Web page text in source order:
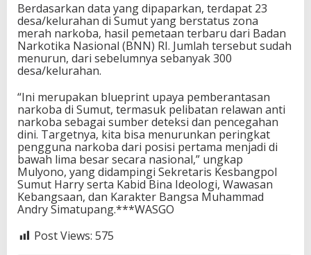
Berdasarkan data yang dipaparkan, terdapat 23
desa/kelurahan di Sumut yang berstatus zona
merah narkoba, hasil pemetaan terbaru dari Badan
Narkotika Nasional (BNN) RI. Jumlah tersebut sudah
menurun, dari sebelumnya sebanyak 300
desa/kelurahan.
“Ini merupakan blueprint upaya pemberantasan
narkoba di Sumut, termasuk pelibatan relawan anti
narkoba sebagai sumber deteksi dan pencegahan
dini. Targetnya, kita bisa menurunkan peringkat
pengguna narkoba dari posisi pertama menjadi di
bawah lima besar secara nasional,” ungkap
Mulyono, yang didampingi Sekretaris Kesbangpol
Sumut Harry serta Kabid Bina Ideologi, Wawasan
Kebangsaan, dan Karakter Bangsa Muhammad
Andry Simatupang.***WASGO
Post Views: 575